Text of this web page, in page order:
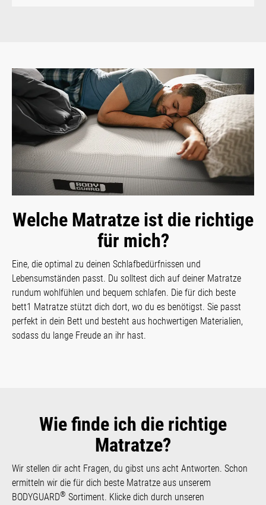
Welche Matratze ist die richtige
für mich?
Eine, die optimal zu deinen Schlafbedürfnissen und
Lebensumständen passt. Du solltest dich auf deiner Matratze
rundum wohlfühlen und bequem schlafen. Die für dich beste
bett1 Matratze stützt dich dort, wo du es benötigst. Sie passt
perfekt in dein Bett und besteht aus hochwertigen Materialien,
sodass du lange Freude an ihr hast.
Wie finde ich die richtige
Matratze?
Wir stellen dir acht Fragen, du gibst uns acht Antworten. Schon
ermitteln wir die für dich beste Matratze aus unserem
BODYGUARD® Sortiment. Klicke dich durch unseren